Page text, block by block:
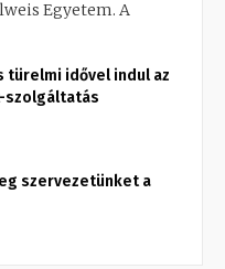
Egyetem. A
türelmi idővel indul az
szolgáltatás
szervezetünket a